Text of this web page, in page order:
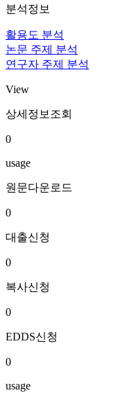
분석정보
활용도 분석
논문 주제 분석
연구자 주제 분석
View
상세정보조회
0
usage
원문다운로드
0
대출신청
0
복사신청
0
EDDS신청
0
usage